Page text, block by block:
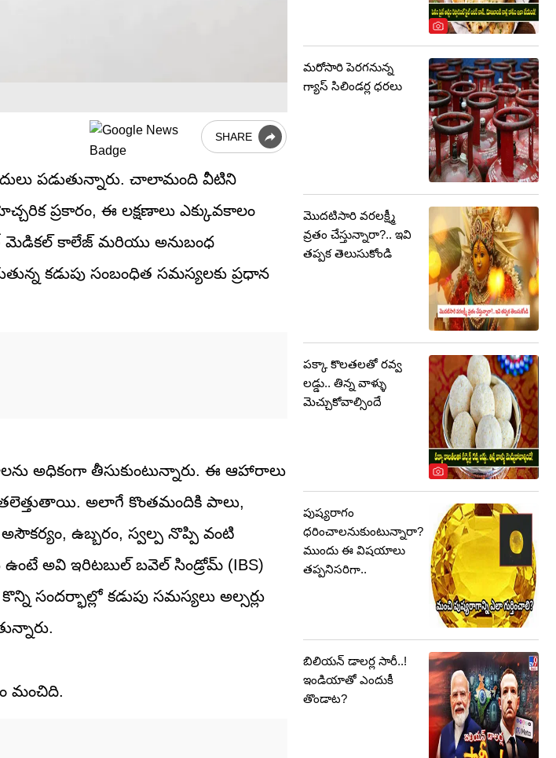
SHARE
పడుతున్నారు. చాలామంది వీటిని
ప్రకారం, ఈ లక్షణాలు ఎక్కువకాలం
మెడికల్ కాలేజ్ మరియు అనుబంధ
కడుపు సంబంధిత సమస్యలకు ప్రధాన
అధికంగా తీసుకుంటున్నారు. ఈ ఆహారాలు
తలెత్తుతాయి. అలాగే కొంతమందికి పాలు,
ఉబ్బరం, స్వల్ప నొప్పి వంటి
ఉంటే అవి ఇరిటబుల్ బవెల్ సిండ్రోమ్ (IBS)
సందర్భాల్లో కడుపు సమస్యలు అల్సర్లు
మంచిది.
మరోసారి పెరగనున్న
గ్యాస్ సిలిండర్ల ధరలు
మొదటిసారి వరలక్ష్మీ
వ్రతం చేస్తున్నారా?.. ఇవి
తప్పక తెలుసుకోండి
పక్కా కొలతలతో రవ్వ
లడ్డు.. తిన్న వాళ్ళు
మెచ్చుకోవాల్సిందే
పుష్యరాగం
ధరించాలనుకుంటున్నారా?
ముందు ఈ విషయాలు
తప్పనిసరిగా..
బిలియన్ డాలర్ల సారీ..!
ఇండియాతో ఎందుకీ
తొండాట?